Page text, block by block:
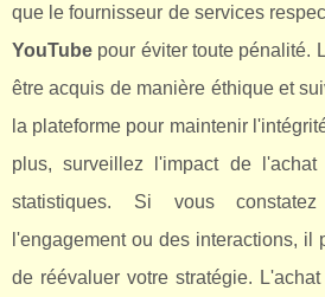
que le fournisseur de services
YouTube pour éviter toute pénalité.
être acquis de manière éthique et
la plateforme pour maintenir
plus, surveillez l'impact de
statistiques. Si vous
l'engagement ou des interactions, il
de réévaluer votre stratégie.